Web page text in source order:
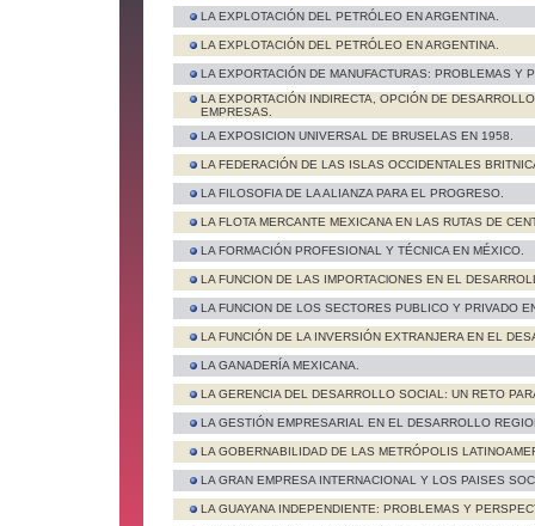
LA EXPLOTACIÓN DEL PETRÓLEO EN ARGENTINA.
LA EXPLOTACIÓN DEL PETRÓLEO EN ARGENTINA.
LA EXPORTACIÓN DE MANUFACTURAS: PROBLEMAS Y
LA EXPORTACIÓN INDIRECTA, OPCIÓN DE
EMPRESAS.
LA EXPOSICION UNIVERSAL DE BRUSELAS EN 1958.
LA FEDERACIÓN DE LAS ISLAS OCCIDENTALES
LA FILOSOFIA DE LA ALIANZA PARA EL PROGRESO.
LA FLOTA MERCANTE MEXICANA EN LAS RUTAS DE
LA FORMACIÓN PROFESIONAL Y TÉCNICA EN MÉXICO.
LA FUNCION DE LAS IMPORTAClONES EN EL
LA FUNCION DE LOS SECTORES PUBLICO Y PRIVADO
LA FUNCIÓN DE LA INVERSIÓN EXTRANJERA EN EL
LA GANADERÍA MEXICANA.
LA GERENCIA DEL DESARROLLO SOCIAL: UN RETO
LA GESTIÓN EMPRESARIAL EN EL DESARROLLO
LA GOBERNABILIDAD DE LAS METRÓPOLIS
LA GRAN EMPRESA INTERNACIONAL Y LOS PAISES
LA GUAYANA INDEPENDIENTE: PROBLEMAS Y